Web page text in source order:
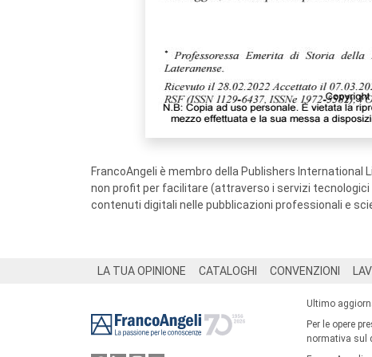
FrancoAngeli è membro della Publishers International
non profit per facilitare (attraverso i servizi
contenuti digitali nelle pubblicazioni professionali e
LA TUA OPINIONE CATALOGHI CONVENZIONI
Ultimo
Per le opere
normativa sul